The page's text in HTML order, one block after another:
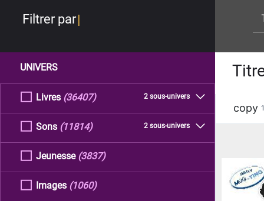
Filtrer par
UNIVERS
Livres 2 sous-univers
(36407)
Sons 2 sous-univers
(11814)
Jeunesse (3837)
Images (1060)
copy